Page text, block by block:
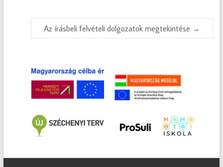
Az írásbeli felvételi dolgozatok megtekintése →